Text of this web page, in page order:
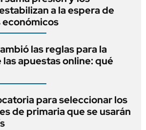
a la espera de
las reglas para la
apuestas online: qué
para seleccionar los
de primaria que se usarán